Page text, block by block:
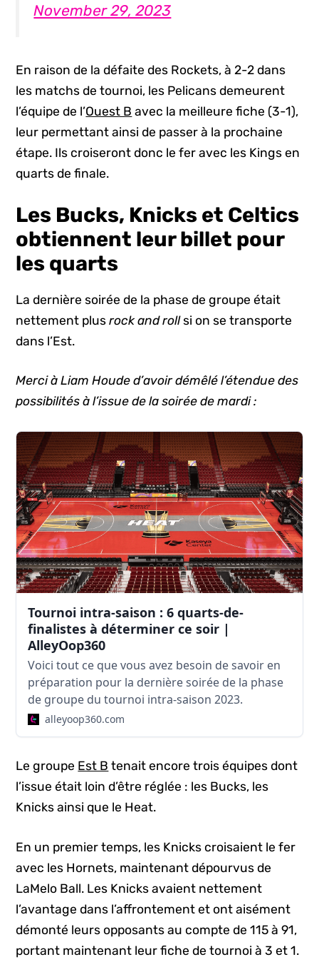
November 29, 2023
En raison de la défaite des Rockets, à 2-2 dans
les matchs de tournoi, les Pelicans demeurent
l’équipe de l’Ouest B avec la meilleure fiche (3-1),
leur permettant ainsi de passer à la prochaine
étape. Ils croiseront donc le fer avec les Kings en
quarts de finale.
Les Bucks, Knicks et Celtics
obtiennent leur billet pour
les quarts
La dernière soirée de la phase de groupe était
nettement plusrock and rollsi on se transporte
dans l’Est.
Merci à Liam Houde d’avoir démêlé l’étendue des
possibilités à l’issue de la soirée de mardi :
Tournoi intra-saison : 6 quarts-de-
finalistes à déterminer ce soir |
AlleyOop360
Voici tout ce que vous avez besoin de savoir en
préparation pour la dernière soirée de la phase
de groupe du tournoi intra-saison 2023.
alleyoop360.com
Le groupe Est B tenait encore trois équipes dont
l’issue était loin d’être réglée : les Bucks, les
Knicks ainsi que le Heat.
En un premier temps, les Knicks croisaient le fer
avec les Hornets, maintenant dépourvus de
LaMelo Ball. Les Knicks avaient nettement
l’avantage dans l’affrontement et ont aisément
démonté leurs opposants au compte de 115 à 91,
portant maintenant leur fiche de tournoi à 3 et 1.